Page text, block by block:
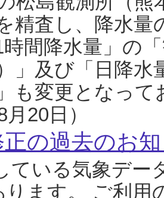
精査し、降水
時間降水量」の
」及び「日降
も変更となっ
月20日）
の過去のお
ている気象デー
ります。 ご利用